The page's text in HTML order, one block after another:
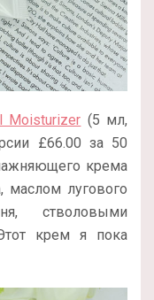
Moisturizer (5 мл,
£66.00 за 50
крема
маслом лугового
стволовыми
крем я пока